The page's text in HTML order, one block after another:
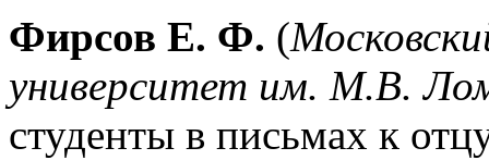
Фирсов Е. Ф. (
университет им. М.В.
студенты в письмах к